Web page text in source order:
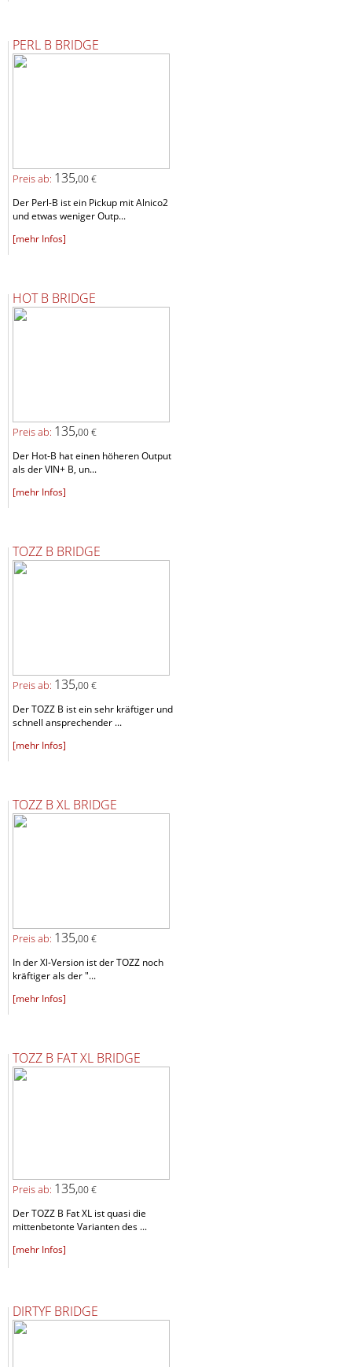
PERL B BRIDGE
Preis ab: 135,00 €
Der Perl-B ist ein Pickup mit Alnico2
und etwas weniger Outp...
[mehr Infos]
HOT B BRIDGE
Preis ab: 135,00 €
Der Hot-B hat einen höheren Output
als der VIN+ B, un...
[mehr Infos]
TOZZ B BRIDGE
Preis ab: 135,00 €
Der TOZZ B ist ein sehr kräftiger und
schnell ansprechender ...
[mehr Infos]
TOZZ B XL BRIDGE
Preis ab: 135,00 €
In der Xl-Version ist der TOZZ noch
kräftiger als der "...
[mehr Infos]
TOZZ B FAT XL BRIDGE
Preis ab: 135,00 €
Der TOZZ B Fat XL ist quasi die
mittenbetonte Varianten des ...
[mehr Infos]
DIRTYF BRIDGE